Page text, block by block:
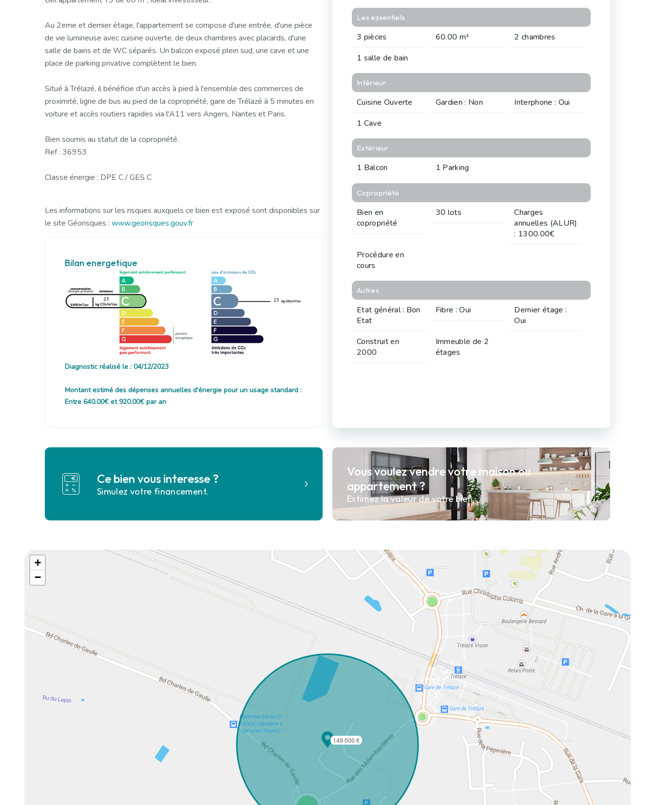
Au 2eme et dernier étage, l'appartement se compose d'une entrée, d'une pièce
de vie lumineuse avec cuisine ouverte, de deux chambres avec placards, d'une
salle de bains et de WC séparés. Un balcon exposé plein sud, une cave et une
place de parking privative complètent le bien.
Situé à Trélazé, il bénéficie d'un accès à pied à l'ensemble des commerces de
proximité, ligne de bus au pied de la copropriété, gare de Trélazé à 5 minutes en
voiture et accès routiers rapides via l'A11 vers Angers, Nantes et Paris.
Bien soumis au statut de la copropriété.
Ref : 36953
Classe énergie : DPE C / GES C
Les informations sur les risques auxquels ce bien est exposé sont disponibles sur
le site Géorisques : www.georisques.gouv.fr
Bilan energetique
23 23
Diagnostic réalisé le : 04/12/2023
Montant estimé des dépenses annuelles d'énergie pour un usage standard :
Entre 640.00€ et 920.00€ par an
Les essentiels
3 pièces 60.00 m²
2 chambres
1 salle de bain
Intérieur
Cuisine Ouverte Gardien : Non
Interphone : Oui
1 Cave
Extérieur
1 Balcon 1 Parking
Copropriété
Bien en
copropriété
30 lots
Charges
annuelles (ALUR)
: 1300.00€
Procédure en
cours
Autres
Etat général : Bon
Etat
Fibre : Oui
Dernier étage :
Oui
Construit en
2000
Immeuble de 2
étages
Ce bien vous interesse ?
Simulez votre financement.
Vous voulez vendre votre maison ou
appartement ?
Estimez la valeur de votre bien.
149 000 €
+
−